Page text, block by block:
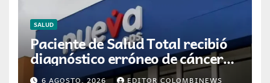
SALUD
Paciente de Salud Total recibió
diagnóstico erróneo de cáncer
por resultados de otra persona
6 AGOSTO, 2026 EDITOR COLOMBINEWS